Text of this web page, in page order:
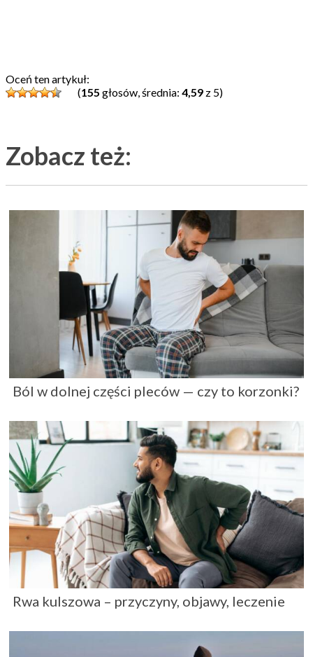
Oceń ten artykuł:
(155 głosów, średnia: 4,59 z 5)
Zobacz też:
Ból w dolnej części pleców — czy to korzonki?
Rwa kulszowa – przyczyny, objawy, leczenie